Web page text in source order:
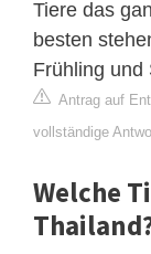
Tiere das
besten
Frühling und
Antrag auf
vollständige
Welche